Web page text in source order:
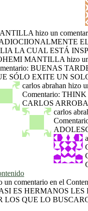
hizo un
ADIOCIIONALMENTE
LA CUAL ESTÁ
MANTILLA hizo
BUENAS
SÓLO EXITE UN
carlos abrahan hizo
Comentario:
CARLOS
carlos
un comentario en el
ES HERMANOS
LOS QUE LO